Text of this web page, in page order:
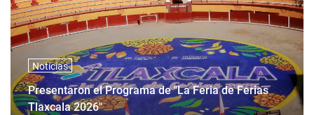
Noticias
Presentaron el Programa de "La Feria de Ferias
Tlaxcala 2026"